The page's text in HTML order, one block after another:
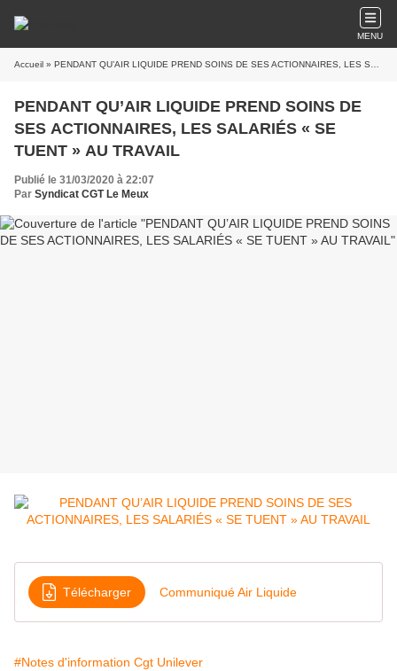
MENU
Accueil » PENDANT QU’AIR LIQUIDE PREND SOINS DE SES ACTIONNAIRES, LES SALARIÉS « SE TUENT » AU TRAVAIL
PENDANT QU’AIR LIQUIDE PREND SOINS DE
SES ACTIONNAIRES, LES SALARIÉS « SE
TUENT » AU TRAVAIL
Publié le 31/03/2020 à 22:07
Par Syndicat CGT Le Meux
Télécharger Communiqué Air Liquide
#Notes d'information Cgt Unilever